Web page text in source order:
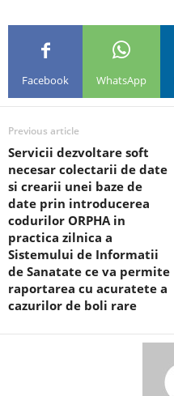
Facebook WhatsApp
Previous article
Servicii dezvoltare soft
necesar colectarii de date
si crearii unei baze de
date prin introducerea
codurilor ORPHA in
practica zilnica a
Sistemului de Informatii
de Sanatate ce va permite
raportarea cu acuratete a
cazurilor de boli rare